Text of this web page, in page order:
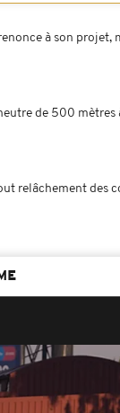
à son projet,
de 500 mètres
relâchement des